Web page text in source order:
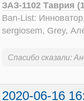
ЗАЗ-1102 Таврия
Ban-List:
sergiosem, Grey,
Спасибо сказали:
2020-06-16